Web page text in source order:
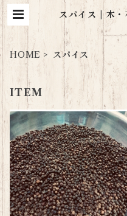
スパイス | 木
HOME スパイス
ITEM